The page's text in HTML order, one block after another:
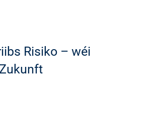
Risiko – wéi